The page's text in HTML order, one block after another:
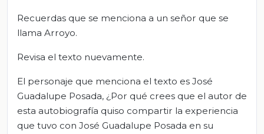
Recuerdas que se menciona a un señor que se
llama Arroyo.
Revisa el texto nuevamente.
El personaje que menciona el texto es José
Guadalupe Posada, ¿Por qué crees que el autor de
esta autobiografía quiso compartir la experiencia
que tuvo con José Guadalupe Posada en su